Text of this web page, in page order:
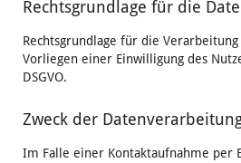
Rechtsgrundlage für die
Rechtsgrundlage für die
Vorliegen einer Einwilligung des
DSGVO.
Zweck der
Im Falle einer Kontaktaufnahme per